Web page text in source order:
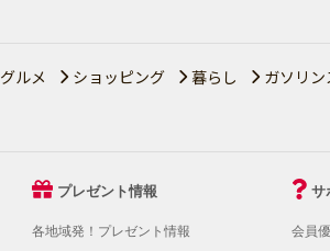
グルメ ショッピング 暮らし ガソリ
プレゼント情報
各地域発！プレゼント情報
サ
会員